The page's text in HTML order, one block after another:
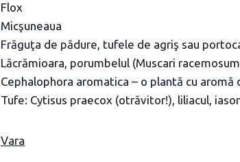
Flox
Micşuneaua
Frăguţa de pădure, tufele de agriş sau
Lăcrămioara, porumbelul (Muscari
Cephalophora aromatica – o plantă cu
Tufe: Cytisus praecox (otrăvitor!), liliacul,
Vara